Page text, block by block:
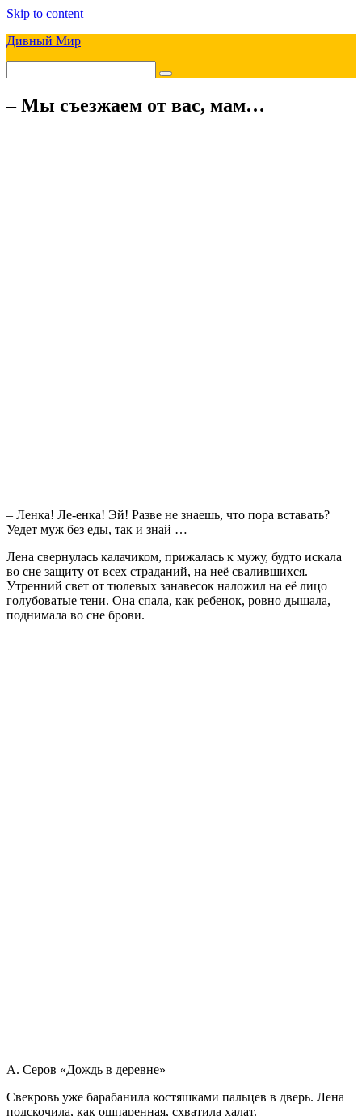
Skip to content
Дивный Мир
– Мы съезжаем от вас, мам…
– Ленка! Ле-енка! Эй! Разве не знаешь, что пора вставать?
Уедет муж без еды, так и знай …
Лена свернулась калачиком, прижалась к мужу, будто искала
во сне защиту от всех страданий, на неё свалившихся.
Утренний свет от тюлевых занавесок наложил на её лицо
голубоватые тени. Она спала, как ребенок, ровно дышала,
поднимала во сне брови.
А. Серов «Дождь в деревне»
Свекровь уже барабанила костяшками пальцев в дверь. Лена
подскочила, как ошпаренная, схватила халат.